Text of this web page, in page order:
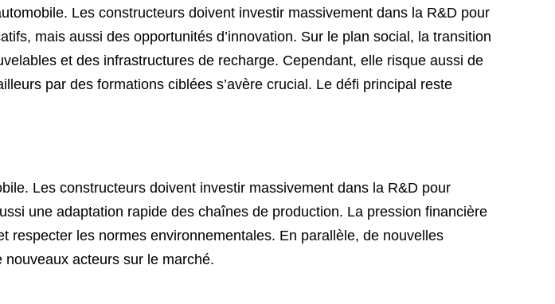
Les constructeurs doivent investir massivement dans la R&D pour
mais aussi des opportunités d’innovation. Sur le plan social, la transition
et des infrastructures de recharge. Cependant, elle risque aussi de
par des formations ciblées s’avère crucial. Le défi principal reste
Les constructeurs doivent investir massivement dans la R&D pour
une adaptation rapide des chaînes de production. La pression financière
les normes environnementales. En parallèle, de nouvelles
acteurs sur le marché.